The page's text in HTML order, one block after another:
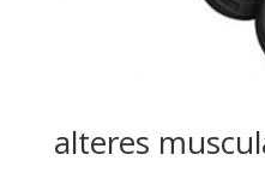
alteres